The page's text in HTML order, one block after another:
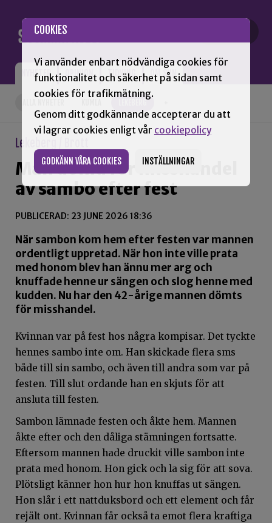
COOKIES
Vi använder enbart nödvändiga cookies för
funktionalitet och säkerhet på sidan samt
cookies för trafikmätning.
Genom ditt godkännande accepterar du att
vi lagrar cookies enligt vår cookiepolicy
GODKÄNN VÅRA COOKIES INSTÄLLNINGAR
NYHETER OPINION TIDNING OM SNN
LEKEBERG
Lekeberg / Brott
Man dömd för misshandel
av sambo efter fest
PUBLICERAD: 23 JUNE 2026 18:36
När sambon kom hem efter festen var mannen
ordentligt uppretad. När hon inte ville prata
med honom blev han ännu mer arg och
knuffade henne ur sängen och slog henne med
kudden. Nu har den 42-årige mannen dömts
för misshandel.
Kvinnan var på fest hos några kompisar. Det tyckte
hennes sambo inte om. Han skickade flera sms
både till sin sambo, och även till andra som var på
festen. Till slut ordande han en skjuts för att
ansluta till festen.
Sambon lämnade festen och åkte hem. Mannen
åkte efter och den dåliga stämningen fortsatte.
Eftersom mannen hade druckit ville sambon inte
prata med honom. Hon gick och la sig för att sova.
Plötsligt känner hon hur hon knuffas ut sängen.
Hon slår i ett nattduksbord och ett element och får
rejält ont. Kvinnan får också ta emot flera kraftiga